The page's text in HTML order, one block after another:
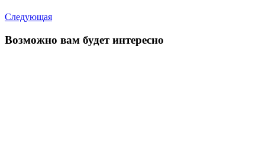
Следующая
Возможно вам будет интересно